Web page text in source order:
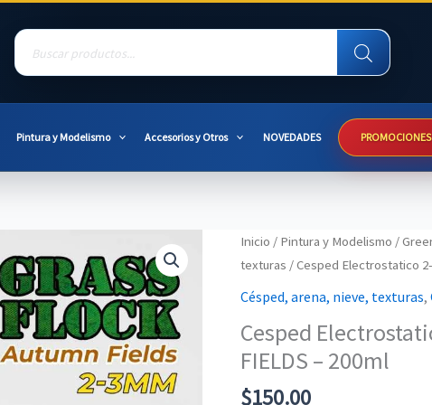
Products
search
Pintura y Modelismo Accesorios y Otros NOVEDADES PROMOCIONES
Inicio / Pintura y Modelismo /
texturas / Cesped Electrostatico
Césped, arena, nieve, texturas,
Cesped
FIELDS – 200ml
$150.00